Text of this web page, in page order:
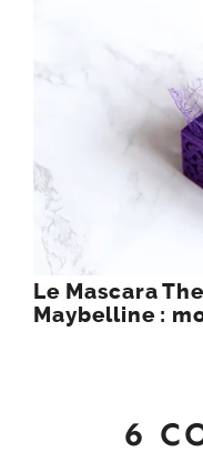
Le Mascara
Maybelline :
6